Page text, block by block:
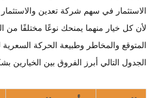
الاستثمار في سهم شركة تعدين
لأن كل خيار منهما يمنحك نوعًا مختلفًا من
المتوقع والمخاطر وطبيعة الحركة
الجدول التالي أبرز الفروق بين